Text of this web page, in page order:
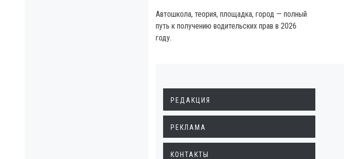
Автошкола, теория, площадка, город — полный
путь к получению водительских прав в 2026
году.
РЕДАКЦИЯ
РЕКЛАМА
КОНТАКТЫ